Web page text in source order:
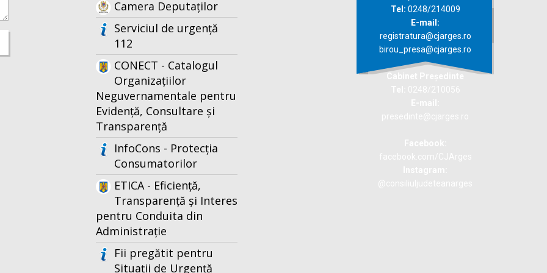
Camera Deputaților
Serviciul de urgență
112
CONECT - Catalogul
Organizațiilor
Neguvernamentale pentru
Evidență, Consultare și
Transparență
InfoCons - Protecția
Consumatorilor
ETICA - Eficiență,
Transparență și Interes
pentru Conduita din
Administrație
Fii pregătit pentru
Situații de Urgență
Tel: 0248/214009
E-mail:
registratura@cjarges.ro
birou_presa@cjarges.ro